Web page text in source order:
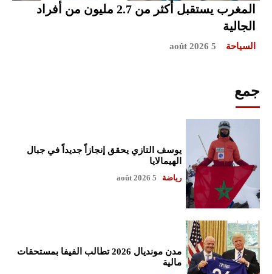
المغرب يستقبل أكثر من 2.7 مليون من أفراد
الجالية
السياحة 5 août 2026
جمع
يوسف التازي يحقق إنجازاً جديداً في جبال
الهيمالايا
رياضة 5 août 2026
مدن مونديال 2026 تطالب الفيفا بمستحقات
مالية